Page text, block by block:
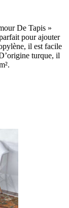
De Tapis »
pour ajouter
il est facile
turque, il